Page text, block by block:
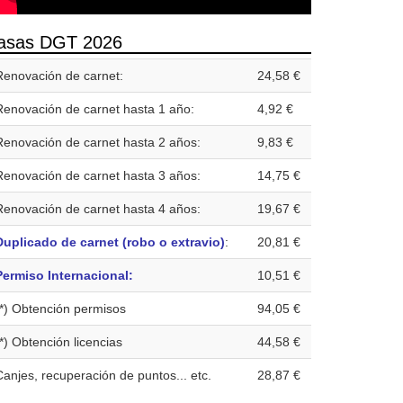
DGT 2026
de carnet: 24,58 €
de carnet hasta 1 año: 4,92 €
de carnet hasta 2 años: 9,83 €
de carnet hasta 3 años: 14,75 €
de carnet hasta 4 años: 19,67 €
de carnet (robo o extravio): 20,81 €
Internacional: 10,51 €
Obtención permisos 94,05 €
Obtención licencias 44,58 €
recuperación de puntos... etc. 28,87 €